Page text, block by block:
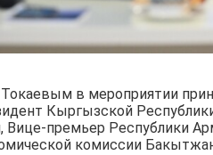
в мероприятии
Кыргызской
премьер Республики
комиссии